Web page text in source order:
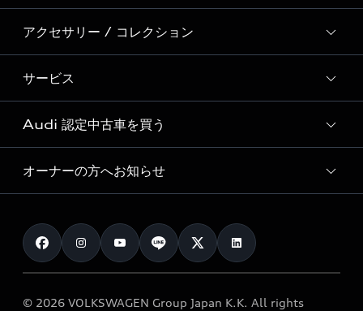
Audi Sport
Formula 1®
デジタルサービス
新車在庫検索
試乗車・展示車検索
見積り依頼
試乗予約
モデル一覧
特別仕様モデル / 限定モデル
e-tronラインアップ
価格シミュレーション
車両比較
カタログ一覧
アクセサリー / コレクション
純正アクセサリー
オンラインショップ
Audi collection
アウディナビアプリ
サービス
サービス入庫予約
サービスプログラム
メンテナンス
車検 / 定期点検
e-tronアフターサポート
Audi 認定中古車を買う
Audi認定中古車
クオリティ
保証
メンテナンス
オーナーの方へお知らせ
お知らせ
オーナー様向けキャンペーン
© 2026 VOLKSWAGEN Group Japan K.K. All rights